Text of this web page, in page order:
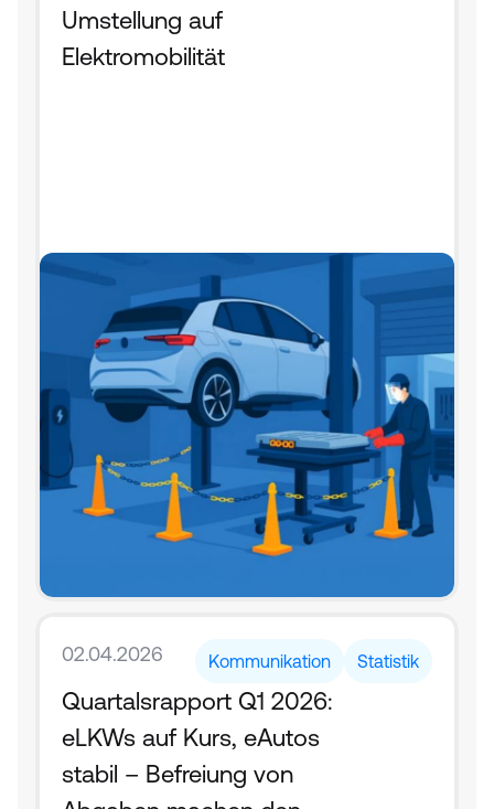
Umstellung auf
Elektromobilität
02.04.2026 Kommunikation Statistik
Quartalsrapport Q1 2026:
eLKWs auf Kurs, eAutos
stabil – Befreiung von